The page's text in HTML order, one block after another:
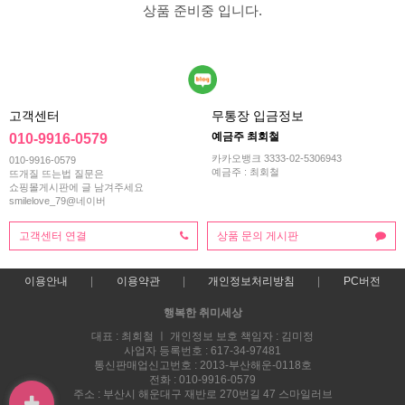
상품 준비중 입니다.
고객센터
010-9916-0579
010-9916-0579
뜨개질 뜨는법 질문은
쇼핑몰게시판에 글 남겨주세요
smilelove_79@네이버
무통장 입금정보
예금주 최회철
카카오뱅크 3333-02-5306943
예금주 : 최회철
고객센터 연결 상품 문의 게시판
이용안내 이용약관 개인정보처리방침 PC버전
행복한 취미세상
대표 : 최회철 ㅣ 개인정보 보호 책임자 : 김미정
사업자 등록번호 : 617-34-97481
통신판매업신고번호 : 2013-부산해운-0118호
전화 : 010-9916-0579
주소 : 부산시 해운대구 재반로 270번길 47 스마일러브